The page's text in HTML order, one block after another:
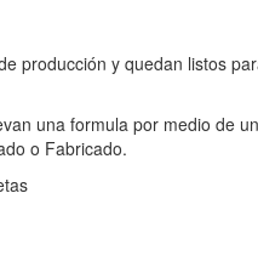
producción y quedan listos
una formula por medio de
o Fabricado.